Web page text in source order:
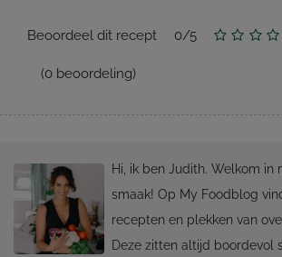
Beoordeel dit recept 0/5
(0 beoordeling)
Hi, ik ben Judith. Welkom in
smaak! Op My Foodblog
recepten en plekken van
Deze zitten altijd boordevol